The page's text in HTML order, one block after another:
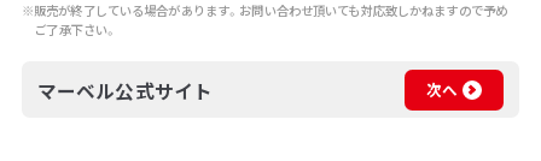
※販売が終了している場合があります。お問い合わせ頂いても対応致しかねますので予め
ご了承下さい。
マーベル公式サイト 次へ